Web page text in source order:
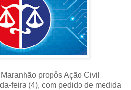
propôs Ação Civil
feira (4), com pedido de medida